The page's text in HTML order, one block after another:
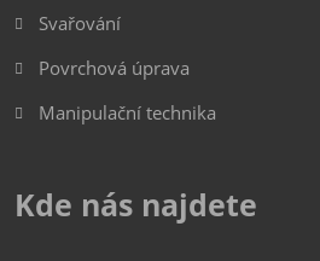
Svařování
Povrchová úprava
Manipulační technika
Kde nás najdete